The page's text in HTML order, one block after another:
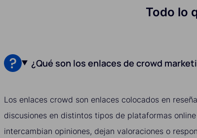
Todo lo
¿Qué son los enlaces de crowd
Los enlaces crowd son enlaces colocados en
discusiones en distintos tipos de plataformas
intercambian opiniones, dejan valoraciones o